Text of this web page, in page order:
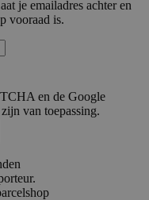
je emailadres achter en
vooraad is.
en de Google
zijn van toepassing.